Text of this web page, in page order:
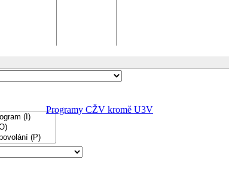
Programy CŽV kromě U3V